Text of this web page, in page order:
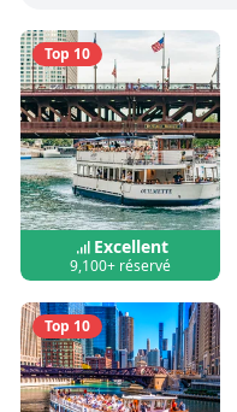
Top 10
Excellent
9,100+ réservé
Top 10